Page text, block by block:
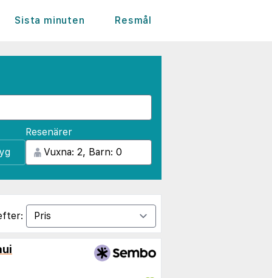
Sista minuten Resmål
Resenärer